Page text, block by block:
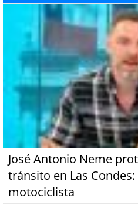
José Antonio Neme
tránsito en Las
motociclista